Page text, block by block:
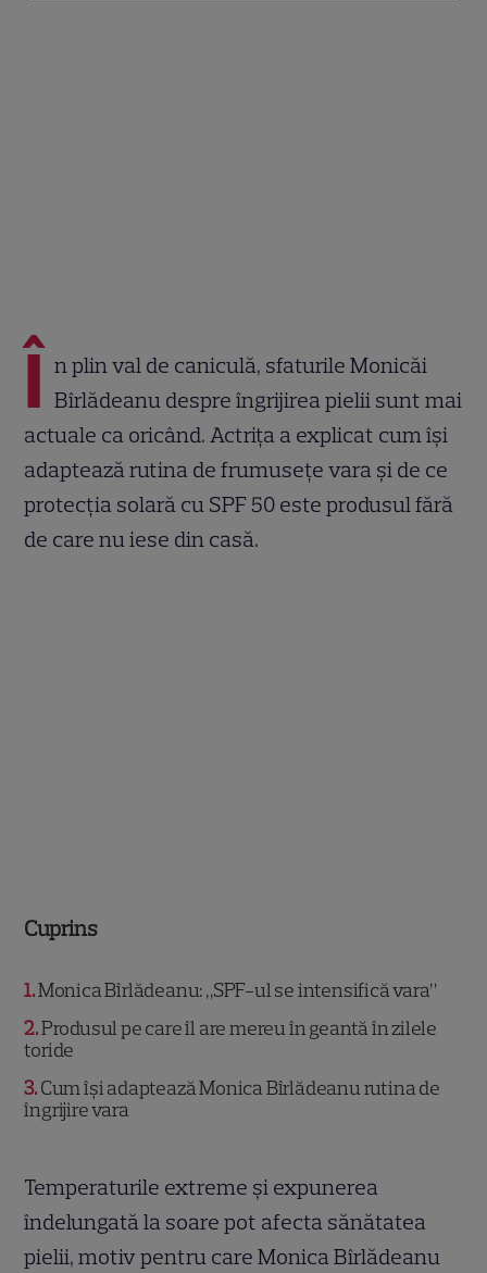
Î n plin val de caniculă, sfaturile Monicăi
Bîrlădeanu despre îngrijirea pielii sunt mai
actuale ca oricând. Actrița a explicat cum își
adaptează rutina de frumusețe vara și de ce
protecția solară cu SPF 50 este produsul fără
de care nu iese din casă.
Cuprins
1 Monica Bîrlădeanu: „SPF-ul se intensifică vara”
2 Produsul pe care îl are mereu în geantă în zilele
toride
3 Cum își adaptează Monica Bîrlădeanu rutina de
îngrijire vara
Temperaturile extreme și expunerea
îndelungată la soare pot afecta sănătatea
pielii, motiv pentru care Monica Bîrlădeanu